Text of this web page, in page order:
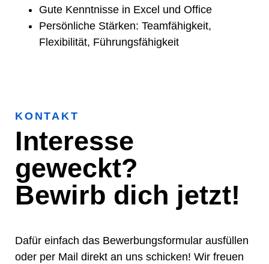
Gute Kenntnisse in Excel und Office
Persönliche Stärken: Teamfähigkeit,
Flexibilität, Führungsfähigkeit
KONTAKT
Interesse
geweckt?
Bewirb dich jetzt!
Dafür einfach das Bewerbungsformular ausfüllen
oder per Mail direkt an uns schicken! Wir freuen